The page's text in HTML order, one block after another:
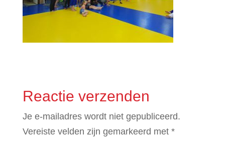
Reactie verzenden
Je e-mailadres wordt niet gepubliceerd.
Vereiste velden zijn gemarkeerd met *